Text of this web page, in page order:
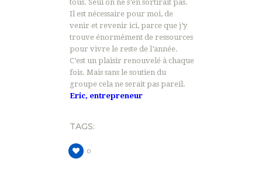
tous. Seul on ne s’en sortirait pas.
Il est nécessaire pour moi, de
venir et revenir ici, parce que j’y
trouve énormément de ressources
pour vivre le reste de l’année.
C’est un plaisir renouvelé à chaque
fois. Mais sans le soutien du
groupe cela ne serait pas pareil.
Eric, entrepreneur
TAGS:
0